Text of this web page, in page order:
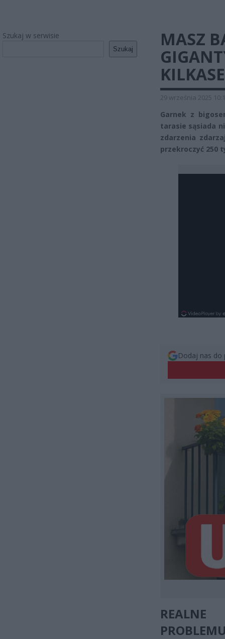
Szukaj w serwisie
Szukaj
MASZ
29 września 2025
Garnek z
tarasie sąsiada
zdarzenia
przekroczyć 250
Dodaj nas do
REALNE